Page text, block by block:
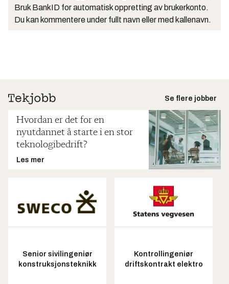
Bruk BankID for automatisk oppretting av brukerkonto.
Du kan kommentere under fullt navn eller med kallenavn.
Se flere jobber
Hvordan er det for en
nyutdannet å starte i en stor
teknologibedrift?
Les mer
Senior sivilingeniør
konstruksjonsteknikk
Kontrollingeniør
driftskontrakt elektro